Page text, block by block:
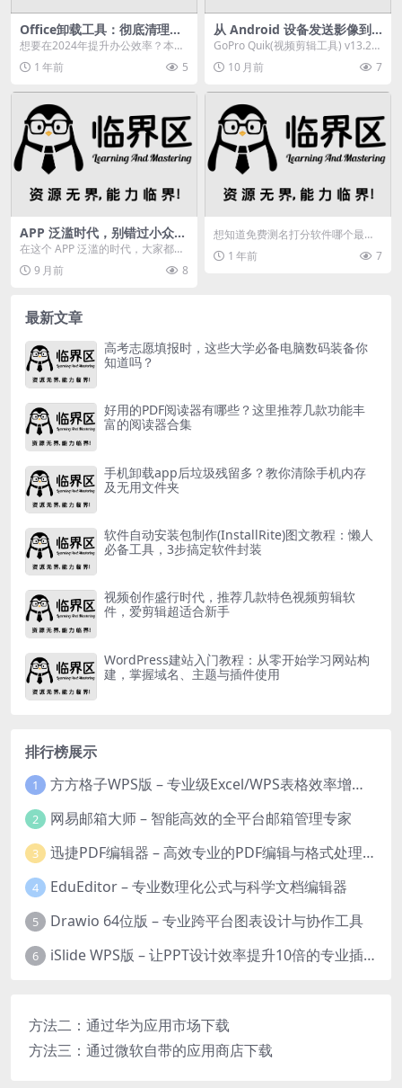
Office卸载工具：彻底清理残
留文件
想要在2024年提升办公效率？本文
推荐8款实用办公软件，并介绍一款
高效的Offi...
1 年前 5
从 Android 设备发送影像到
Mural，轻松重温精彩瞬间及
编辑视频
GoPro Quik(视频剪辑工具) v13.20
安卓版,GoPro Quik...
10 月前 7
APP 泛滥时代，别错过小众宝
藏！潮汐白噪音提效，木函功
能超强大
在这个 APP 泛滥的时代，大家都在
追逐热门的应用，却往往忽略了一
些小众但超级实...
9 月前 8
想知道免费测名打分软件哪个最
准？本文揭秘姓名配对打分网站，
推荐高准确性平台，助您...
1 年前 7
最新文章
高考志愿填报时，这些大学必备电脑数码装备你
知道吗？
好用的PDF阅读器有哪些？这里推荐几款功能丰
富的阅读器合集
手机卸载app后垃圾残留多？教你清除手机内存
及无用文件夹
软件自动安装包制作(InstallRite)图文教程：懒人
必备工具，3步搞定软件封装
视频创作盛行时代，推荐几款特色视频剪辑软
件，爱剪辑超适合新手
WordPress建站入门教程：从零开始学习网站构
建，掌握域名、主题与插件使用
排行榜展示
1 方方格子WPS版 – 专业级Excel/WPS表格效率增强插件
2 网易邮箱大师 – 智能高效的全平台邮箱管理专家
3 迅捷PDF编辑器 – 高效专业的PDF编辑与格式处理工具
4 EduEditor – 专业数理化公式与科学文档编辑器
5 Drawio 64位版 – 专业跨平台图表设计与协作工具
6 iSlide WPS版 – 让PPT设计效率提升10倍的专业插件
方法二：通过华为应用市场下载
方法三：通过微软自带的应用商店下载